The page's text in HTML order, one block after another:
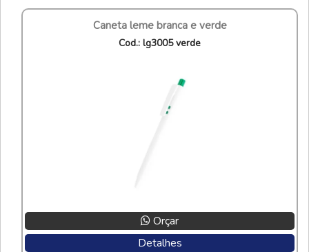
caneta leme branca e verde
cod.: lg3005 verde
Orçar
Detalhes